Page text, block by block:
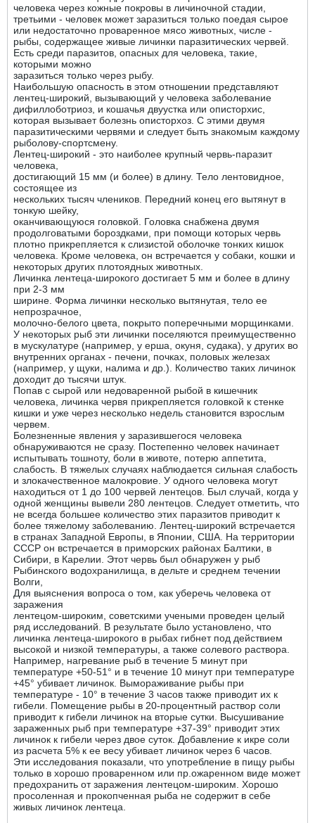
человека через кожные покровы в личиночной стадии,
третьими - человек может заразиться только поедая сырое
или недостаточно проваренное мясо животных, числе -
рыбы, содержащее живые личинки паразитических червей.
Есть среди паразитов, опасных для человека, такие,
которыми можно
заразиться только через рыбу.
Наибольшую опасность в этом отношении представляют
лентец-широкий, вызывающий у человека заболевание
дифиллоботриоз, и кошачья двуустка или описторхис,
которая вызывает болезнь описторхоз. С этими двумя
паразитическими червями и следует быть знакомым каждому
рыболову-спортсмену.
Лентец-широкий - это наиболее крупный червь-паразит
человека,
достигающий 15 мм (и более) в длину. Тело лентовидное,
состоящее из
нескольких тысяч члеников. Передний конец его вытянут в
тонкую шейку,
оканчивающуюся головкой. Головка снабжена двумя
продолговатыми бороздками, при помощи которых червь
плотно прикрепляется к слизистой оболочке тонких кишок
человека. Кроме человека, он встречается у собаки, кошки и
некоторых других плотоядных животных.
Личинка лентеца-широкого достигает 5 мм и более в длину
при 2-3 мм
ширине. Форма личинки несколько вытянутая, тело ее
непрозрачное,
молочно-белого цвета, покрыто поперечными морщинками.
У некоторых рыб эти личинки поселяются преимущественно
в мускулатуре (например, у ерша, окуня, судака), у других во
внутренних органах - печени, почках, половых железах
(например, у щуки, налима и др.). Количество таких личинок
доходит до тысячи штук.
Попав с сырой или недоваренной рыбой в кишечник
человека, личинка червя прикрепляется головкой к стенке
кишки и уже через несколько недель становится взрослым
червем.
Болезненные явления у заразившегося человека
обнаруживаются не сразу. Постепенно человек начинает
испытывать тошноту, боли в животе, потерю аппетита,
слабость. В тяжелых случаях наблюдается сильная слабость
и злокачественное малокровие. У одного человека могут
находиться от 1 до 100 червей лентецов. Был случай, когда у
одной женщины вывели 280 лентецов. Следует отметить, что
не всегда большее количество этих паразитов приводит к
более тяжелому заболеванию. Лентец-широкий встречается
в странах Западной Европы, в Японии, США. На территории
СССР он встречается в приморских районах Балтики, в
Сибири, в Карелии. Этот червь был обнаружен у рыб
Рыбинского водохранилища, в дельте и среднем течении
Волги,
Для выяснения вопроса о том, как уберечь человека от
заражения
лентецом-широким, советскими учеными проведен целый
ряд исследований. В результате было установлено, что
личинка лентеца-широкого в рыбах гибнет под действием
высокой и низкой температуры, а также солевого раствора.
Например, нагревание рыб в течение 5 минут при
температуре +50-51° и в течение 10 минут при температуре
+45° убивает личинок. Вымораживание рыбы при
температуре - 10° в течение 3 часов также приводит их к
гибели. Помещение рыбы в 20-процентный раствор соли
приводит к гибели личинок на вторые сутки. Высушивание
зараженных рыб при температуре +37-39° приводит этих
личинок к гибели через двое суток. Добавление к икре соли
из расчета 5% к ее весу убивает личинок через 6 часов.
Эти исследования показали, что употребление в пищу рыбы
только в хорошо проваренном или пр.ожаренном виде может
предохранить от заражения лентецом-широким. Хорошо
просоленная и прокопченная рыба не содержит в себе
живых личинок лентеца.